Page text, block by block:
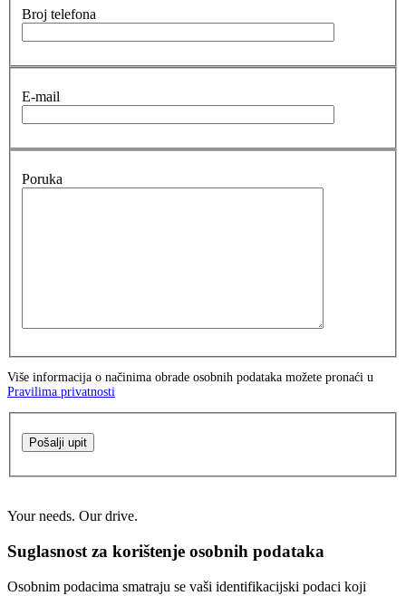
Broj telefona
E-mail
Poruka
Više informacija o načinima obrade osobnih podataka možete pronaći u
Pravilima privatnosti
Pošalji upit
Your needs. Our drive.
Suglasnost za korištenje osobnih podataka
Osobnim podacima smatraju se vaši identifikacijski podaci koji